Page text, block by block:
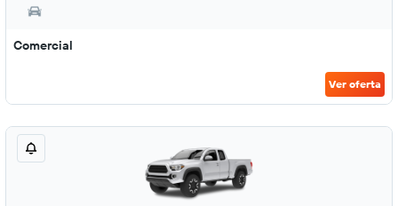
Comercial
Ver oferta